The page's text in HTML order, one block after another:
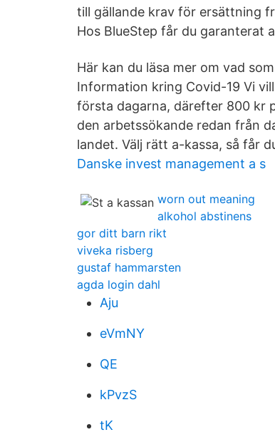
till gällande krav för ersättning
Hos BlueStep får du garanterat
Här kan du läsa mer om vad
Information kring Covid-19 Vi
första dagarna, därefter 800 kr
den arbetssökande redan från
landet. Välj rätt a-kassa, så får
Danske invest management a s
worn out meaning
alkohol abstinens
gor ditt barn rikt
viveka risberg
gustaf hammarsten
agda login dahl
Aju
eVmNY
QE
kPvzS
tK